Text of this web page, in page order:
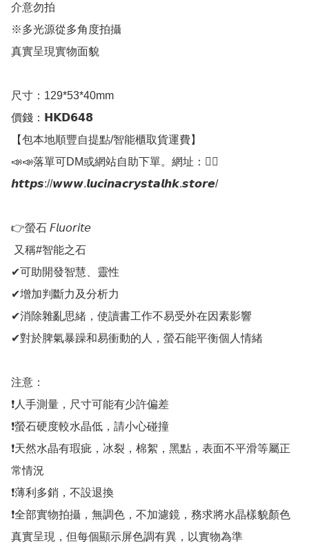
介意勿拍
※多光源從多角度拍攝
真實呈現實物面貌
尺寸：129*53*40mm
價錢：𝗛𝗞𝗗𝟲𝟰𝟴
【包本地順豐自提點/智能櫃取貨運費】
📣📣落單可DM或網站自助下單。網址：👇🏻
𝙝𝙩𝙩𝙥𝙨://𝙬𝙬𝙬.𝙡𝙪𝙘𝙞𝙣𝙖𝙘𝙧𝙮𝙨𝙩𝙖𝙡𝙝𝙠.𝙨𝙩𝙤𝙧𝙚/
👉螢石 𝘍𝘭𝘶𝘰𝘳𝘪𝘵𝘦
✔可助開發智慧、靈性
✔增加判斷力及分析力
✔消除雜亂思緒，使讀書工作不易受外在因素影響
✔對於脾氣暴躁和易衝動的人，螢石能平衡個人情緒
注意：
❗人手測量，尺寸可能有少許偏差
❗螢石硬度較水晶低，請小心碰撞
❗天然水晶有瑕疵，冰裂，棉絮，黑點，表面不平滑等屬正
常情況
❗薄利多銷，不設退換
❗全部實物拍攝，無調色，不加濾鏡，務求將水晶樣貌顏色
真實呈現，但每個顯示屏色調有異，以實物為準